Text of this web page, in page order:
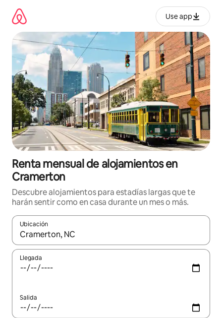
contenido
Use app
Renta mensual de alojamientos en
Cramerton
Descubre alojamientos para estadías largas que te
harán sentir como en casa durante un mes o más.
Ubicación
Cuando los resultados estén disponibles, navega con las
Llegada
Salida